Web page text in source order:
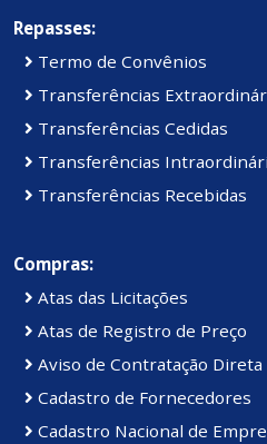
Repasses:
Termo de Convênios
Transferências
Transferências Cedidas
Transferências
Transferências Recebidas
Compras:
Atas das Licitações
Atas de Registro de Preço
Aviso de Contratação Direta
Cadastro de Fornecedores
Cadastro Nacional de